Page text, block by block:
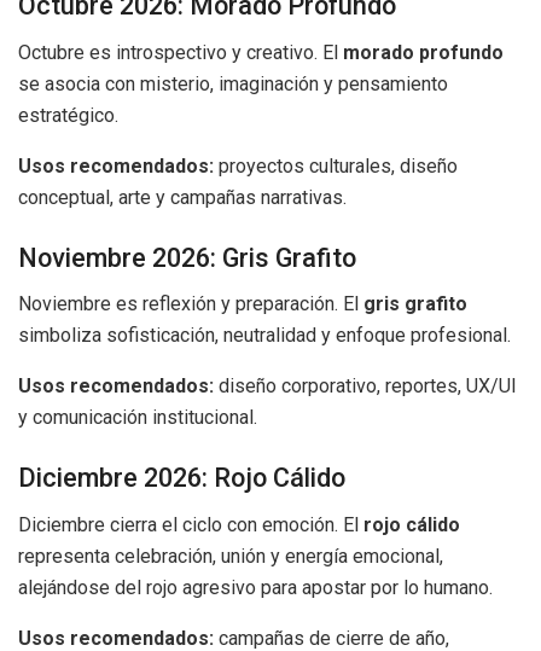
Octubre es introspectivo y creativo. El morado profundo
se asocia con misterio, imaginación y pensamiento
estratégico.
Usos recomendados: proyectos culturales, diseño
conceptual, arte y campañas narrativas.
Noviembre 2026: Gris Grafito
Noviembre es reflexión y preparación. El gris grafito
simboliza sofisticación, neutralidad y enfoque profesional.
Usos recomendados: diseño corporativo, reportes, UX/UI
y comunicación institucional.
Diciembre 2026: Rojo Cálido
Diciembre cierra el ciclo con emoción. El rojo cálido
representa celebración, unión y energía emocional,
alejándose del rojo agresivo para apostar por lo humano.
Usos recomendados: campañas de cierre de año,